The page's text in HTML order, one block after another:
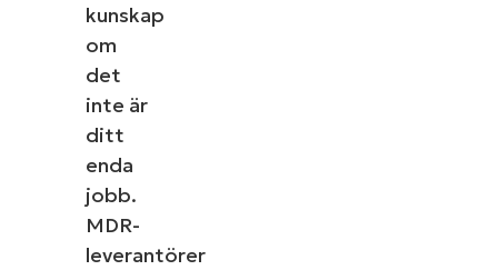
kunskap
om
det
inte är
ditt
enda
jobb.
MDR-
leverantörer
Utforska demos